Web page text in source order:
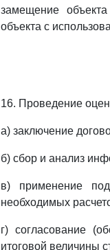
замещение
объекта с
16. Проведение
а) заключение
б) сбор и анализ
в) применение
необходимых
г) согласование
итоговой величины